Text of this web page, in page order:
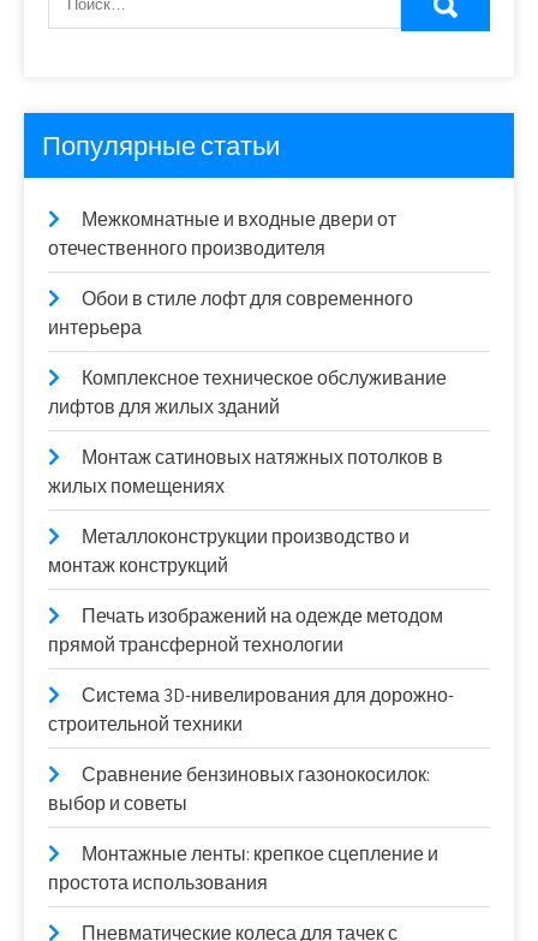
Популярные статьи
Межкомнатные и входные двери от
отечественного производителя
Обои в стиле лофт для современного
интерьера
Комплексное техническое обслуживание
лифтов для жилых зданий
Монтаж сатиновых натяжных потолков в
жилых помещениях
Металлоконструкции производство и
монтаж конструкций
Печать изображений на одежде методом
прямой трансферной технологии
Система 3D-нивелирования для дорожно-
строительной техники
Сравнение бензиновых газонокосилок:
выбор и советы
Монтажные ленты: крепкое сцепление и
простота использования
Пневматические колеса для тачек с